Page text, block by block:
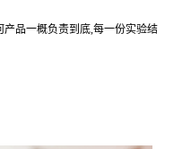
品一概负责到底,每一份实验结